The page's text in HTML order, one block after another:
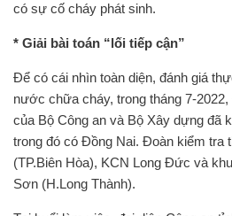
có sự cố cháy phát sinh.
* Giải bài toán “lối tiếp cận”
Để có cái nhìn toàn diện, đánh giá
nước chữa cháy, trong tháng 7-
của Bộ Công an và Bộ Xây dựng đã
trong đó có Đồng Nai. Đoàn kiểm tra
(TP.Biên Hòa), KCN Long Đức và
Sơn (H.Long Thành).